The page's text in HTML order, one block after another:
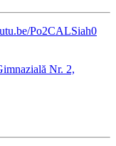
Po2CALSiah0
Nr. 2,